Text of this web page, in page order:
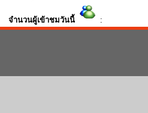
จำนวนผู้เข้าชมวันนี้ :